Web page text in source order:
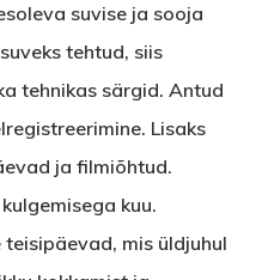
suvise ja sooja
tehtud, siis
tehnikas särgid. Antud
Lisaks
ja filmiõhtud.
kuu.
mis üldjuhul